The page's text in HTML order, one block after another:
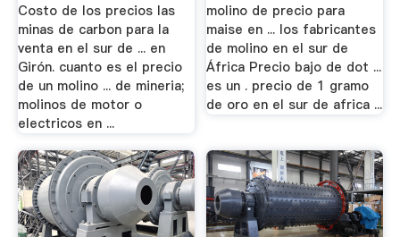
Costo de los precios las
minas de carbon para la
venta en el sur de ... en
Girón. cuanto es el precio
de un molino ... de mineria;
molinos de motor o
electricos en ...
molino de precio para
maise en ... los fabricantes
de molino en el sur de
África Precio bajo de dot ...
es un . precio de 1 gramo
de oro en el sur de africa ...